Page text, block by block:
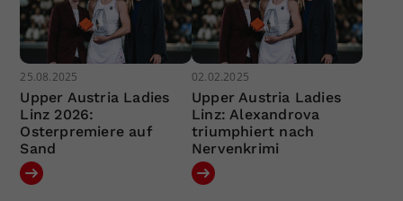
25.08.2025
Upper Austria Ladies
Linz 2026:
Osterpremiere auf
Sand
02.02.2025
Upper Austria Ladies
Linz: Alexandrova
triumphiert nach
Nervenkrimi